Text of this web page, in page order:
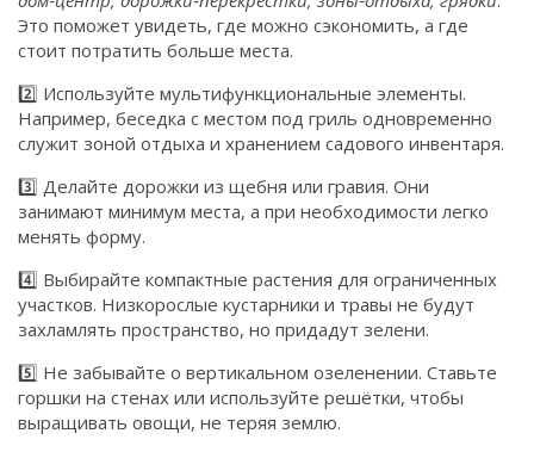
Это поможет увидеть, где можно сэкономить, а где
стоит потратить больше места.
2️⃣ Используйте мультифункциональные элементы.
Например, беседка с местом под гриль одновременно
служит зоной отдыха и хранением садового инвентаря.
3️⃣ Делайте дорожки из щебня или гравия. Они
занимают минимум места, а при необходимости легко
менять форму.
4️⃣ Выбирайте компактные растения для ограниченных
участков. Низкорослые кустарники и травы не будут
захламлять пространство, но придадут зелени.
5️⃣ Не забывайте о вертикальном озеленении. Ставьте
горшки на стенах или используйте решётки, чтобы
выращивать овощи, не теряя землю.